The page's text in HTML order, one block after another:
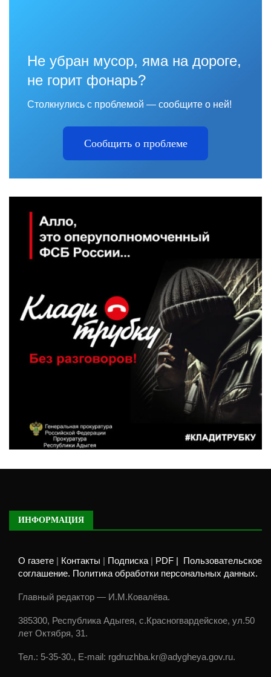
Не убран мусор, яма на дороге,
не горит фонарь?
Столкнулись с проблемой — сообщите о ней!
Сообщить о проблеме
ИНФОРМАЦИЯ
О газете Контакты Подписка| PDF |
Пользовательское
соглашение. Политика обработки персональных данных.
Главный редактор — И.М.Ковалёва.
385300, Республика Адыгея, с.Красногвардейское, ул.50
лет Октября, 31.
Тел.: 5-35-30., E-mail: rgdruzhba.kr@adygheya.gov.ru.